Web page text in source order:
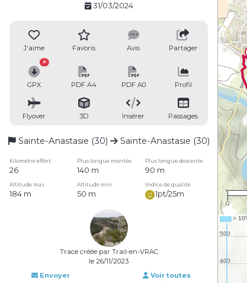
31/03/2024
J'aime Favoris Avis Partager
GPX PDF A4 PDF A0 Profil
Flyover 3D Insérer Passages
Sainte-Anastasie (30) Sainte-Anastasie (30)
Kilomètre effort Plus longue montée Plus longue descente
26 140 m 90 m
Altitude max Altitude min Indice de qualité
184 m 50 m 1pt/25m
Trace créée par Trail-en-VRAC
le 26/11/2023
Envoyer
Voir toutes
0